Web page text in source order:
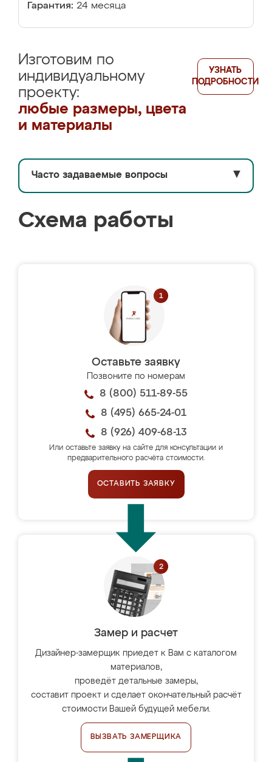
Гарантия: 24 месяца
Изготовим по
индивидуальному
проекту:
любые размеры, цвета
и материалы
УЗНАТЬ
ПОДРОБНОСТИ
Часто задаваемые вопросы ▼
Схема работы
Оставьте заявку
Позвоните по номерам
8 (800) 511-89-55
8 (495) 665-24-01
8 (926) 409-68-13
Или оставьте заявку на сайте для консультации и
предварительного расчёта стоимости.
ОСТАВИТЬ ЗАЯВКУ
Замер и расчет
Дизайнер-замерщик приедет к Вам с каталогом
материалов,
проведёт детальные замеры,
составит проект и сделает окончательный расчёт
стоимости Вашей будущей мебели.
ВЫЗВАТЬ ЗАМЕРЩИКА